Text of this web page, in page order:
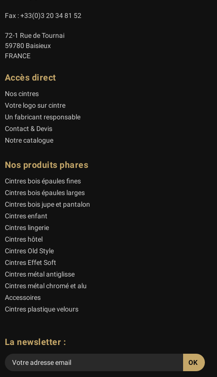
Fax : +33(0)3 20 34 81 52
72-1 Rue de Tournai
59780 Baisieux
FRANCE
Accès direct
Nos cintres
Votre logo sur cintre
Un fabricant responsable
Contact & Devis
Notre catalogue
Nos produits phares
Cintres bois épaules fines
Cintres bois épaules larges
Cintres bois jupe et pantalon
Cintres enfant
Cintres lingerie
Cintres hôtel
Cintres Old Style
Cintres Effet Soft
Cintres métal antiglisse
Cintres métal chromé et alu
Accessoires
Cintres plastique velours
La newsletter :